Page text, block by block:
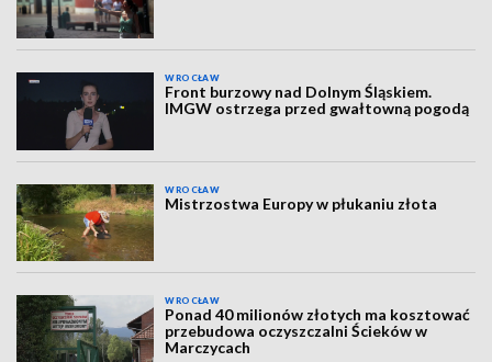
WROCŁAW
Front burzowy nad Dolnym Śląskiem.
IMGW ostrzega przed gwałtowną pogodą
WROCŁAW
Mistrzostwa Europy w płukaniu złota
WROCŁAW
Ponad 40 milionów złotych ma kosztować
przebudowa oczyszczalni Ścieków w
Marczycach